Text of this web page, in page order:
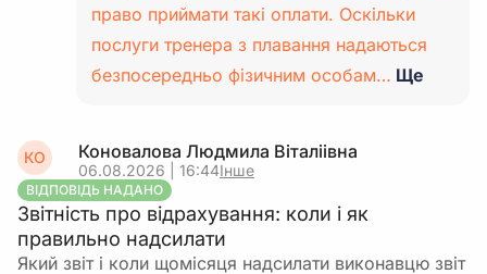
право приймати такі оплати. Оскільки
послуги тренера з плавання надаються
безпосередньо фізичним особам… Ще
КО Коновалова Людмила Віталіівна
06.08.2026 | 16:44Інше
ВІДПОВІДЬ НАДАНО
Звітність про відрахування: коли і як
правильно надсилати
Який звіт і коли щомісяця надсилати виконавцю звіт